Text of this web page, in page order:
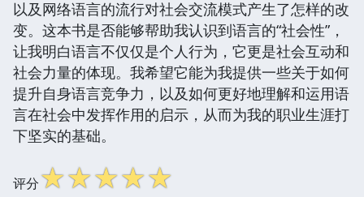
以及网络语言的流行对社会交流模式产生了怎样的改
变。这本书是否能够帮助我认识到语言的“社会性”，
让我明白语言不仅仅是个人行为，它更是社会互动和
社会力量的体现。我希望它能为我提供一些关于如何
提升自身语言竞争力，以及如何更好地理解和运用语
言在社会中发挥作用的启示，从而为我的职业生涯打
下坚实的基础。
评分☆☆☆☆☆